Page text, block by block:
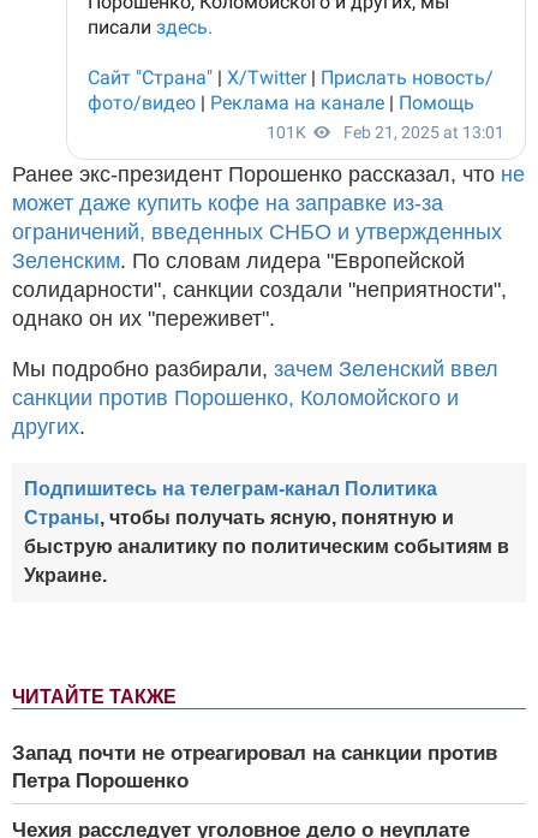
ЧИТАЙТЕ ТАКЖЕ
Запад почти не отреагировал на санкции против
Петра Порошенко
Чехия расследует уголовное дело о неуплате
Ранее экс-президент Порошенко рассказал, что не
может даже купить кофе на заправке из-за
ограничений, введенных СНБО и утвержденных
Зеленским. По словам лидера "Европейской
солидарности", санкции создали "неприятности",
однако он их "переживет".
Мы подробно разбирали, зачем Зеленский ввел
санкции против Порошенко, Коломойского и
других.
Подпишитесь на телеграм-канал Политика
Страны, чтобы получать ясную, понятную и
быструю аналитику по политическим событиям в
Украине.